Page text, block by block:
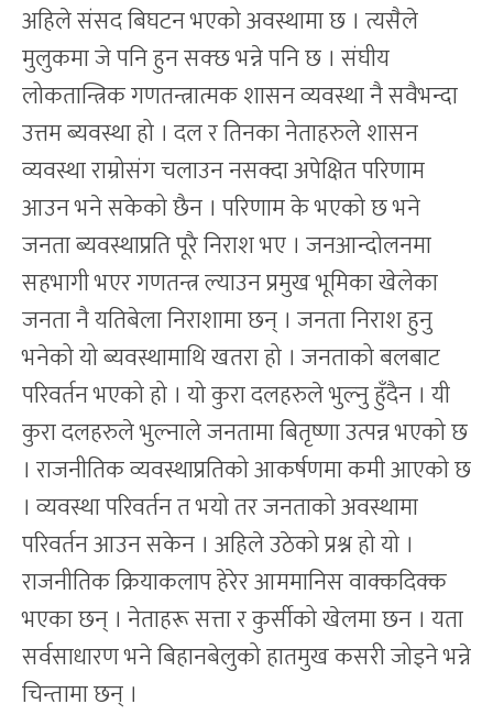
अहिले संसद बिघटन भएको अवस्थामा छ । त्यसैले
मुलुकमा जे पनि हुन सक्छ भन्ने पनि छ । संघीय
लोकतान्त्रिक गणतन्त्रात्मक शासन व्यवस्था नै सवैभन्दा
उत्तम ब्यवस्था हो । दल र तिनका नेताहरुले शासन
व्यवस्था राम्रोसंग चलाउन नसक्दा अपेक्षित परिणाम
आउन भने सकेको छैन । परिणाम के भएको छ भने
जनता ब्यवस्थाप्रति पूरै निराश भए । जनआन्दोलनमा
सहभागी भएर गणतन्त्र ल्याउन प्रमुख भूमिका खेलेका
जनता नै यतिबेला निराशामा छन् । जनता निराश हुनु
भनेको यो ब्यवस्थामाथि खतरा हो । जनताको बलबाट
परिवर्तन भएको हो । यो कुरा दलहरुले भुल्नु हुँदैन । यी
कुरा दलहरुले भुल्नाले जनतामा बितृष्णा उत्पन्न भएको छ
। राजनीतिक व्यवस्थाप्रतिको आकर्षणमा कमी आएको छ
। व्यवस्था परिवर्तन त भयो तर जनताको अवस्थामा
परिवर्तन आउन सकेन । अहिले उठेको प्रश्न हो यो ।
राजनीतिक क्रियाकलाप हेरेर आममानिस वाक्कदिक्क
भएका छन् । नेताहरू सत्ता र कुर्सीको खेलमा छन । यता
सर्वसाधारण भने बिहानबेलुको हातमुख कसरी जोड्ने भन्ने
चिन्तामा छन् ।